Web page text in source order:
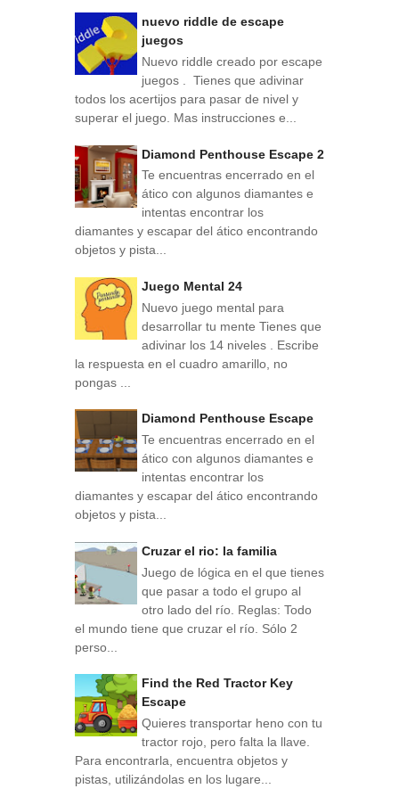
nuevo riddle de escape
juegos
Nuevo riddle creado por escape
juegos . Tienes que adivinar
todos los acertijos para pasar de nivel y
superar el juego. Mas instrucciones e...
Diamond Penthouse Escape 2
Te encuentras encerrado en el
ático con algunos diamantes e
intentas encontrar los
diamantes y escapar del ático encontrando
objetos y pista...
Juego Mental 24
Nuevo juego mental para
desarrollar tu mente Tienes que
adivinar los 14 niveles . Escribe
la respuesta en el cuadro amarillo, no
pongas ...
Diamond Penthouse Escape
Te encuentras encerrado en el
ático con algunos diamantes e
intentas encontrar los
diamantes y escapar del ático encontrando
objetos y pista...
Cruzar el rio: la familia
Juego de lógica en el que tienes
que pasar a todo el grupo al
otro lado del río. Reglas: Todo
el mundo tiene que cruzar el río. Sólo 2
perso...
Find the Red Tractor Key
Escape
Quieres transportar heno con tu
tractor rojo, pero falta la llave.
Para encontrarla, encuentra objetos y
pistas, utilizándolas en los lugare...